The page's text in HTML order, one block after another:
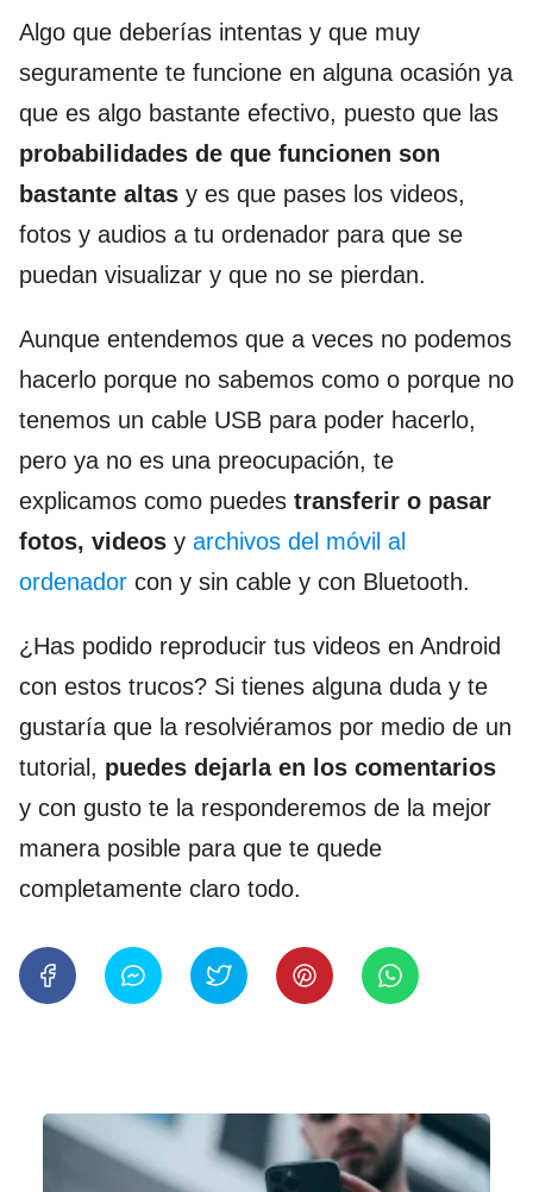
Algo que deberías intentas y que muy
seguramente te funcione en alguna ocasión ya
que es algo bastante efectivo, puesto que las
probabilidades de que funcionen son
bastante altas y es que pases los videos,
fotos y audios a tu ordenador para que se
puedan visualizar y que no se pierdan.
Aunque entendemos que a veces no podemos
hacerlo porque no sabemos como o porque no
tenemos un cable USB para poder hacerlo,
pero ya no es una preocupación, te
explicamos como puedes transferir o pasar
fotos, videos y archivos del móvil al
ordenador con y sin cable y con Bluetooth.
¿Has podido reproducir tus videos en Android
con estos trucos? Si tienes alguna duda y te
gustaría que la resolviéramos por medio de un
tutorial, puedes dejarla en los comentarios
y con gusto te la responderemos de la mejor
manera posible para que te quede
completamente claro todo.